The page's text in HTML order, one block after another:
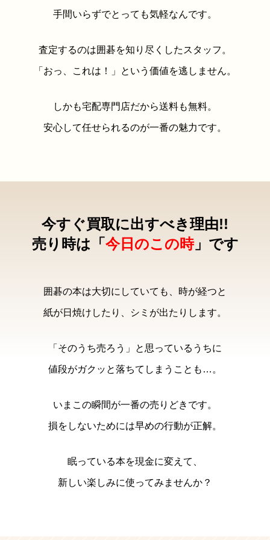
手間いらずでとっても気軽なんです。
査定するのは囲碁を知り尽くしたスタッフ。
「おっ、これは！」という価値を逃しません。
しかも宅配専門店だから送料も無料。
安心して任せられるのが一番の魅力です。
今すぐ買取に出すべき理由!!
売り時は「今日のこの時」です
囲碁の本は大切にしていても、時が経つと
紙が日焼けしたり、シミが出たりします。
「そのうち売ろう」と思っているうちに
値段がガクッと落ちてしまうことも…。
いまこの瞬間が一番の売りどきです。
損をしないためには早めの行動が正解。
眠っている本を現金に変えて、
新しい楽しみに使ってみませんか？